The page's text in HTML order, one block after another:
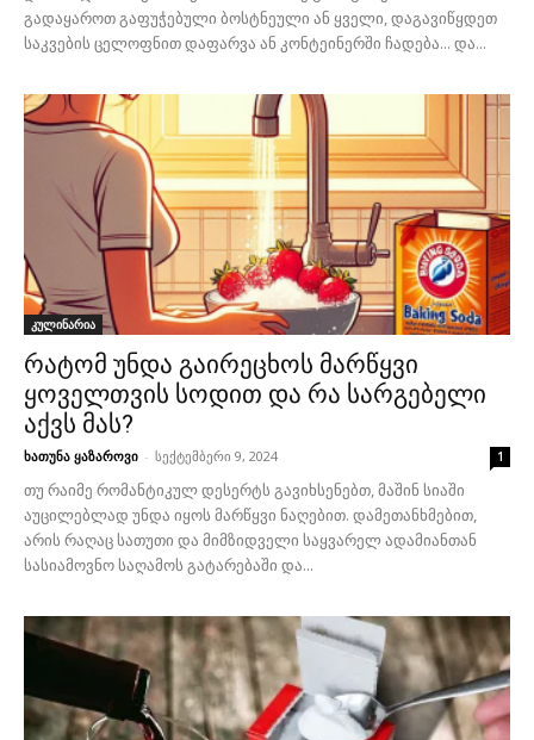
გადაყაროთ გაფუჭებული ბოსტნეული ან ყველი, დაგავიწყდეთ
საკვების ცელოფნით დაფარვა ან კონტეინერში ჩადება... და...
კულინარია
რატომ უნდა გაირეცხოს მარწყვი
ყოველთვის სოდით და რა სარგებელი
აქვს მას?
ხათუნა ყაზაროვი - სექტემბერი 9, 2024 1
თუ რაიმე რომანტიკულ დესერტს გავიხსენებთ, მაშინ სიაში
აუცილებლად უნდა იყოს მარწყვი ნაღებით. დამეთანხმებით,
არის რაღაც სათუთი და მიმზიდველი საყვარელ ადამიანთან
სასიამოვნო საღამოს გატარებაში და...